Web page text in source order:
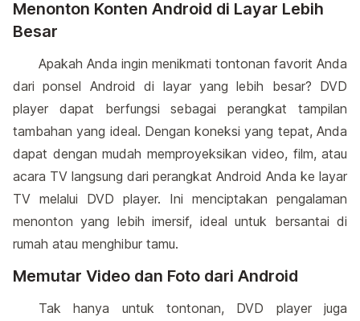
Menonton Konten Android di Layar Lebih
Besar
Apakah Anda ingin menikmati tontonan favorit Anda
dari ponsel Android di layar yang lebih besar? DVD
player dapat berfungsi sebagai perangkat tampilan
tambahan yang ideal. Dengan koneksi yang tepat, Anda
dapat dengan mudah memproyeksikan video, film, atau
acara TV langsung dari perangkat Android Anda ke layar
TV melalui DVD player. Ini menciptakan pengalaman
menonton yang lebih imersif, ideal untuk bersantai di
rumah atau menghibur tamu.
Memutar Video dan Foto dari Android
Tak hanya untuk tontonan, DVD player juga